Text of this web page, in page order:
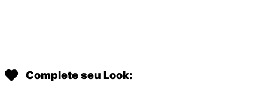
Complete seu Look: